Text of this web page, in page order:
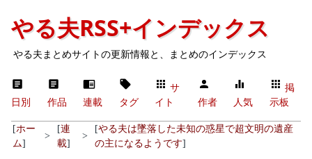
やる夫RSS+インデックス
やる夫まとめサイトの更新情報と、まとめのインデックス
日別 作品 連載 タグ
サ
イト
作者 人気
掲
示板
[ホー
ム]
>
[連
載]
>
[やる夫は墜落した未知の惑星で超文明の遺産
の主になるようです]